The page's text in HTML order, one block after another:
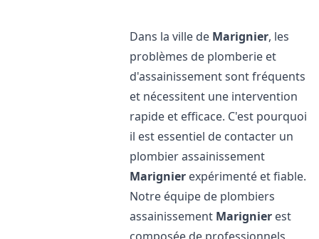
Dans la ville de Marignier, les
problèmes de plomberie et
d'assainissement sont fréquents
et nécessitent une intervention
rapide et efficace. C'est pourquoi
il est essentiel de contacter un
plombier assainissement
Marignier expérimenté et fiable.
Notre équipe de plombiers
assainissement Marignier est